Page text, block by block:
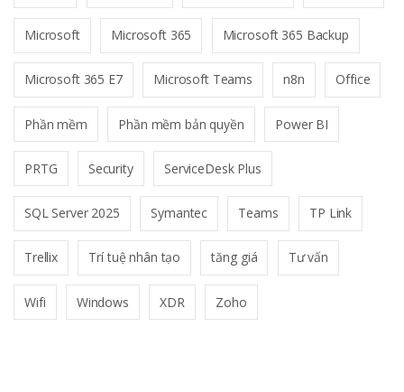
Microsoft Microsoft 365 Microsoft 365 Backup
Microsoft 365 E7 Microsoft Teams n8n Office
Phần mềm Phần mềm bản quyền Power BI
PRTG Security ServiceDesk Plus
SQL Server 2025 Symantec Teams TP Link
Trellix Trí tuệ nhân tạo tăng giá Tư vấn
Wifi Windows XDR Zoho